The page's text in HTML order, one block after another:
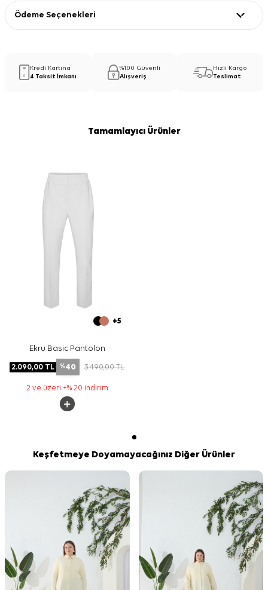
Ödeme Seçenekleri
Kredi Kartına
4 Taksit İmkanı
%100 Güvenli
Alışveriş
Hızlı Kargo
Teslimat
Tamamlayıcı Ürünler
+5
Ekru Basic Pantolon
2.090,00 TL %40 3.490,00TL
2 ve üzeri +% 20 indirim
Keşfetmeye Doyamayacağınız Diğer Ürünler